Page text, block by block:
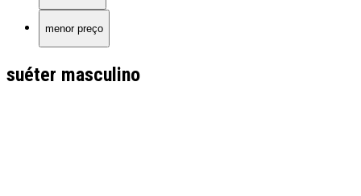
menor preço
suéter masculino